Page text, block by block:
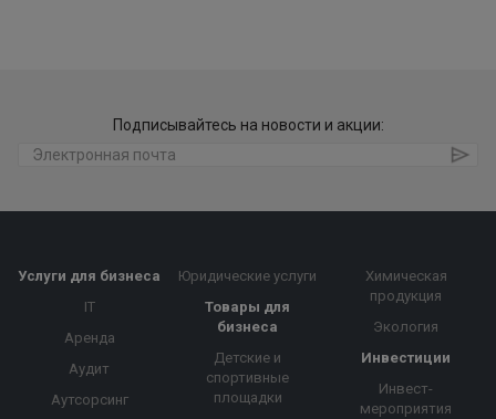
Подписывайтесь на новости и акции:
Услуги для бизнеса
IT
Аренда
Аудит
Аутсорсинг
Юридические услуги
Товары для
бизнеса
Детские и
спортивные
площадки
Химическая
продукция
Экология
Инвестиции
Инвест-
мероприятия